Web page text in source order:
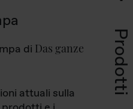
Prodotti
di Das ganze
attuali sulla